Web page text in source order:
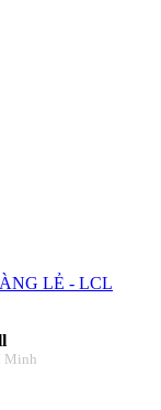
LẺ - LCL
Minh